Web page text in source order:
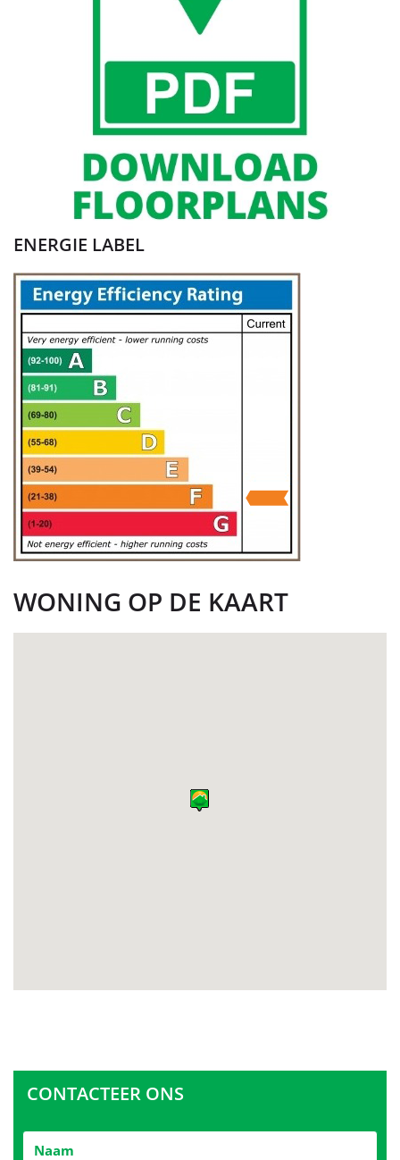
ENERGIE LABEL
WONING OP DE KAART
CONTACTEER ONS